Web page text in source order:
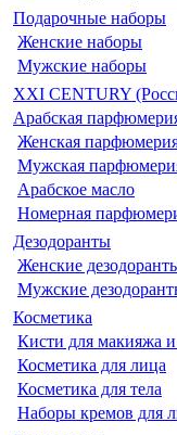
Подарочные наборы
Женские наборы
Мужские наборы
XXI CENTURY
Арабская
Женская
Мужская
Арабское масло
Номерная
Дезодоранты
Женские
Мужские
Косметика
Кисти для макияжа
Косметика для лица
Косметика для тела
Наборы кремов для